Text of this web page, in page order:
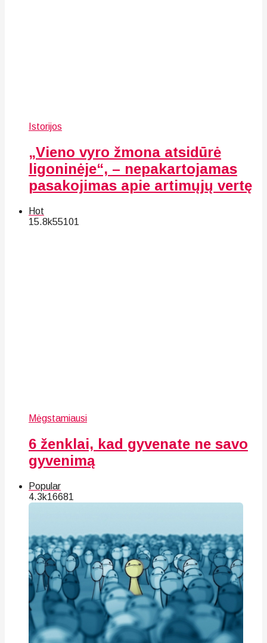
Istorijos
„Vieno vyro žmona atsidūrė
ligoninėje“, – nepakartojamas
pasakojimas apie artimųjų vertę
Hot
15.8k55101
Mėgstamiausi
6 ženklai, kad gyvenate ne savo
gyvenimą
Popular
4.3k16681